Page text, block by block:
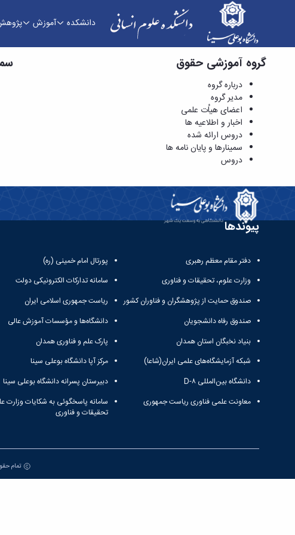
دانشکده آموزش
سمینارها و پایان نامه ها - دانشکده علوم انسانی
گروه آموزشی حقوق
درباره گروه
مدیر گروه
اعضای هیاُت علمی
اخبار و اطلاعیه ها
دروس ارائه شده
سمینارها و پایان نامه ها
دروس
پیوندها
دفتر مقام معظم رهبری
وزارت علوم، تحقیقات و فناوری
صندوق حمایت از پژوهشگران و فناوران کشور
صندوق رفاه دانشجویان
بنیاد نخبگان استان همدان
شبکه آزمایشگاه‌های علمی ایران(شاعا)
دانشگاه بین‌المللی D-۸
معاونت علمی فناوری ریاست جمهوری
پورتال امام خمینی (ره)
سامانه تدارکات الکترونیکی دولت
ریاست جمهوری اسلامی ایران
دانشگاه‌ها و مؤسسات آموزش عالی
پارک علم و فناوری همدان
مرکز آپا دانشگاه بوعلی سینا
دبیرستان پسرانه دانشگاه بوعلی سینا
سامانه پاسخگوئی به شکایات وزارت
تحقیقات و فناوری
تمام